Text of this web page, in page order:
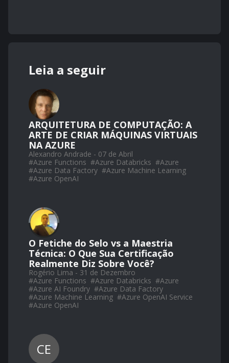
Leia a seguir
ARQUITETURA DE COMPUTAÇÃO: A
ARTE DE CRIAR MÁQUINAS VIRTUAIS
NA AZURE
Alexandro Andrade - 07 de Abril
#Azure Functions #Azure Databricks #Azure
#Azure Data Factory #Azure Machine Learning
#Azure OpenAI
O Fetiche do Selo vs a Maestria
Técnica: O Que Sua Certificação
Realmente Diz Sobre Você?
Rogério Lima - 31 de Dezembro
#Azure Functions #Azure Databricks #Azure
#Azure AI Foundry #Azure Data Factory
#Azure Machine Learning #Azure OpenAI Service
#Azure OpenAI
CE